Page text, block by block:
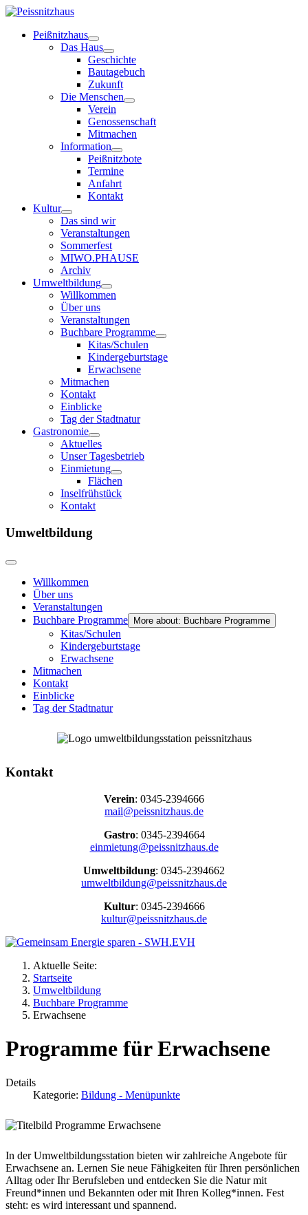
Peißnitzhaus
Das Haus
Geschichte
Bautagebuch
Zukunft
Die Menschen
Verein
Genossenschaft
Mitmachen
Information
Peißnitzbote
Termine
Anfahrt
Kontakt
Kultur
Das sind wir
Veranstaltungen
Sommerfest
MIWO.PHAUSE
Archiv
Umweltbildung
Willkommen
Über uns
Veranstaltungen
Buchbare Programme
Kitas/Schulen
Kindergeburtstage
Erwachsene
Mitmachen
Kontakt
Einblicke
Tag der Stadtnatur
Gastronomie
Aktuelles
Unser Tagesbetrieb
Einmietung
Flächen
Inselfrühstück
Kontakt
Umweltbildung
Willkommen
Über uns
Veranstaltungen
Buchbare Programme
More about: Buchbare Programme
Kitas/Schulen
Kindergeburtstage
Erwachsene
Mitmachen
Kontakt
Einblicke
Tag der Stadtnatur
Kontakt
Verein: 0345-2394666
mail@peissnitzhaus.de
Gastro: 0345-2394664
einmietung@peissnitzhaus.de
Umweltbildung: 0345-2394662
umweltbildung@peissnitzhaus.de
Kultur: 0345-2394666
kultur@peissnitzhaus.de
Aktuelle Seite:
Startseite
Umweltbildung
Buchbare Programme
Erwachsene
Programme für Erwachsene
Details
Kategorie: Bildung - Menüpunkte
In der Umweltbildungsstation bieten wir zahlreiche Angebote für
Erwachsene an. Lernen Sie neue Fähigkeiten für Ihren persönlichen
Alltag oder Ihr Berufsleben und entdecken Sie die Natur mit
Freund*innen und Bekannten oder mit Ihren Kolleg*innen. Fest
steht: es wird interessant und spannend.